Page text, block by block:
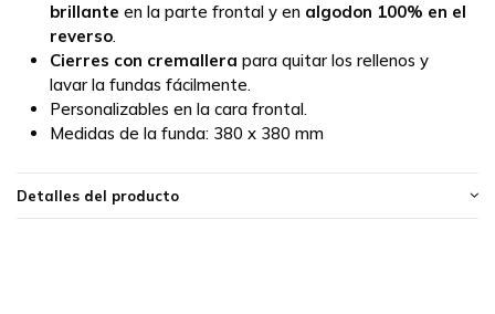
brillante en la parte frontal y en algodon 100% en el
reverso.
Cierres con cremallera para quitar los rellenos y
lavar la fundas fácilmente.
Personalizables en la cara frontal.
Medidas de la funda: 380 x 380 mm
Detalles del producto